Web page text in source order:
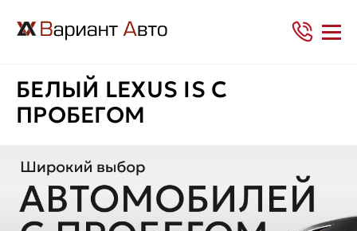
БЕЛЫЙ LEXUS IS С
ПРОБЕГОМ